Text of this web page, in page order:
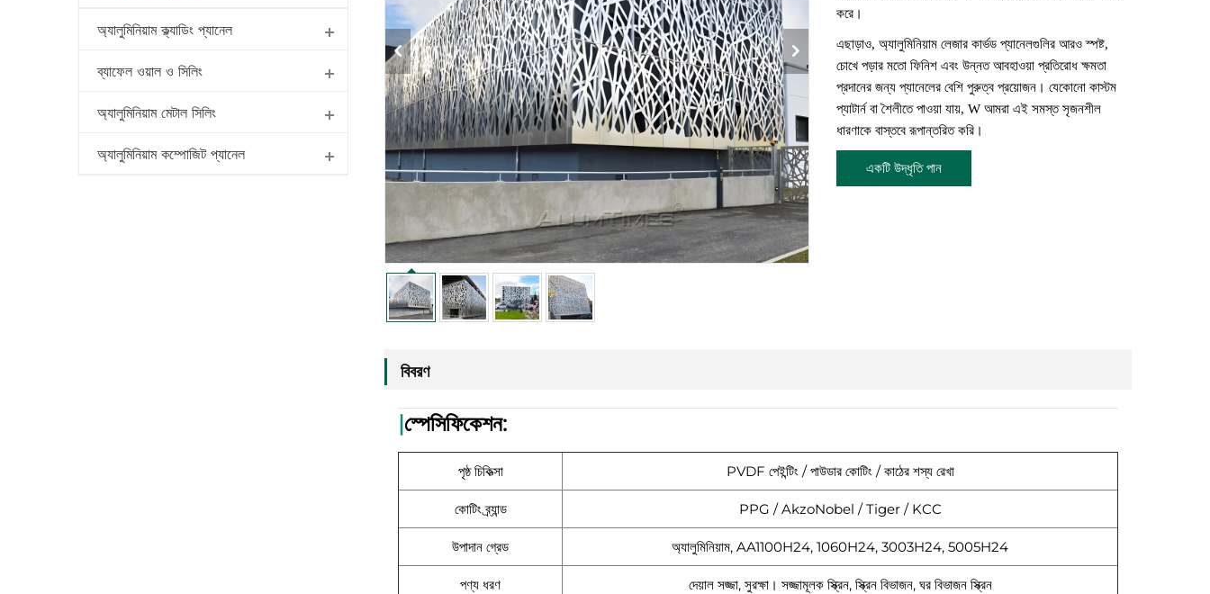
অ্যালুমিনিয়াম ক্ল্যাডিং প্যানেল
ব্যাফেল ওয়াল ও সিলিং
অ্যালুমিনিয়াম মেটাল সিলিং
অ্যালুমিনিয়াম কম্পোজিট প্যানেল
করে।
এছাড়াও, অ্যালুমিনিয়াম লেজার কার্ভড প্যানেলগুলির আরও স্পষ্ট,
চোখে পড়ার মতো ফিনিশ এবং উন্নত আবহাওয়া প্রতিরোধ ক্ষমতা
প্রদানের জন্য প্যানেলের বেশি পুরুত্ব প্রয়োজন। যেকোনো কাস্টম
প্যাটার্ন বা শৈলীতে পাওয়া যায়, W আমরা এই সমস্ত সৃজনশীল
ধারণাকে বাস্তবে রূপান্তরিত করি।
একটি উদ্ধৃতি পান
বিবরণ
|স্পেসিফিকেশন:
পৃষ্ঠ চিকিত্সা PVDF পেইন্টিং / পাউডার কোটিং / কাঠের শস্য রেখা
কোটিং ব্র্যান্ড PPG / AkzoNobel / Tiger / KCC
উপাদান গ্রেড অ্যালুমিনিয়াম, AA1100H24, 1060H24, 3003H24, 5005H24
পণ্য ধরণ দেয়াল সজ্জা, সুরক্ষা। সজ্জামূলক স্ক্রিন, স্ক্রিন বিভাজন, ঘর বিভাজন স্ক্রিন